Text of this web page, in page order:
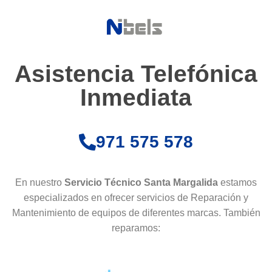
Asistencia Telefónica
Inmediata
971 575 578
En nuestro Servicio Técnico Santa Margalida estamos
especializados en ofrecer servicios de Reparación y
Mantenimiento de equipos de diferentes marcas. También
reparamos: